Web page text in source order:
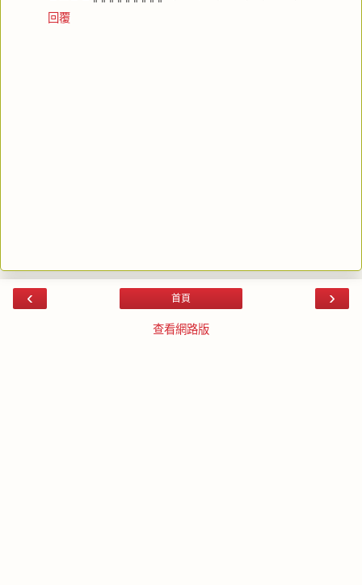
回覆
‹ ›
首頁
查看網路版